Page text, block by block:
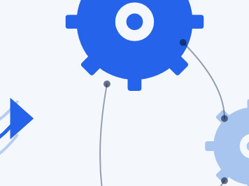
le concept, et une réelle compréhension de l'outil.
sans projet lourd ni dépense importante.